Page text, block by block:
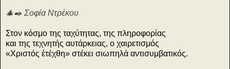
🎄✒️ Σοφία Ντρέκου
Στον κόσμο της ταχύτητας, της πληροφορίας
και της τεχνητής αυτάρκειας, ο χαιρετισμός
«Χριστός ἐτέχθη» στέκει σιωπηλά αντισυμβατικός.